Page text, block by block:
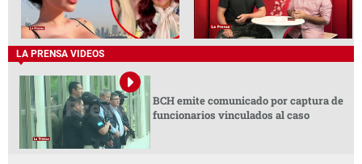
LA PRENSA VIDEOS
BCH emite comunicado por captura de
funcionarios vinculados al caso